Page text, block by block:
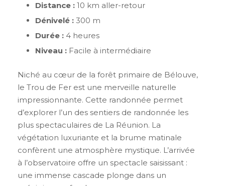
Distance : 10 km aller-retour
Dénivelé : 300 m
Durée : 4 heures
Niveau : Facile à intermédiaire
Niché au cœur de la forêt primaire de Bélouve,
le Trou de Fer est une merveille naturelle
impressionnante. Cette randonnée permet
d’explorer l’un des sentiers de randonnée les
plus spectaculaires de La Réunion. La
végétation luxuriante et la brume matinale
confèrent une atmosphère mystique. L’arrivée
à l’observatoire offre un spectacle saisissant :
une immense cascade plonge dans un